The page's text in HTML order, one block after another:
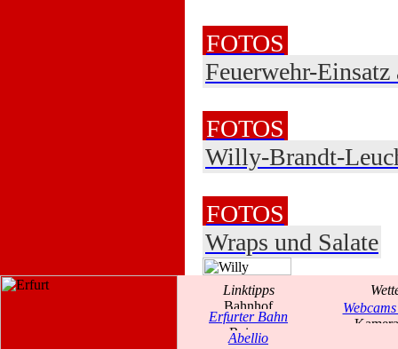
FOTOS
Feuerwehr-
FOTOS
Willy-Brandt-
FOTOS
Wraps und Salate
Linktipps
Erfurter Bahn
Abellio